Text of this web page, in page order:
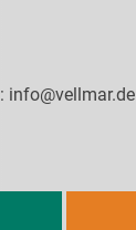
info@vellmar.de